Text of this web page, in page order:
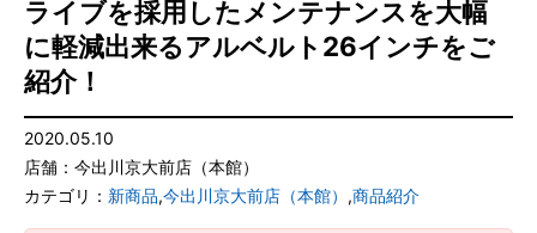
ライブを採用したメンテナンスを大幅
に軽減出来るアルベルト26インチをご
紹介！
2020.05.10
店舗：今出川京大前店（本館）
カテゴリ： 新商品,今出川京大前店（本館） ,商品紹介